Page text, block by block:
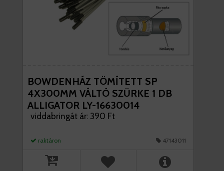
BOWDENHÁZ TÖMÍTETT SP
4X300MM VÁLTÓ SZÜRKE 1 DB
ALLIGATOR LY-16630014
viddabringát ár: 390 Ft
raktáron 47143011